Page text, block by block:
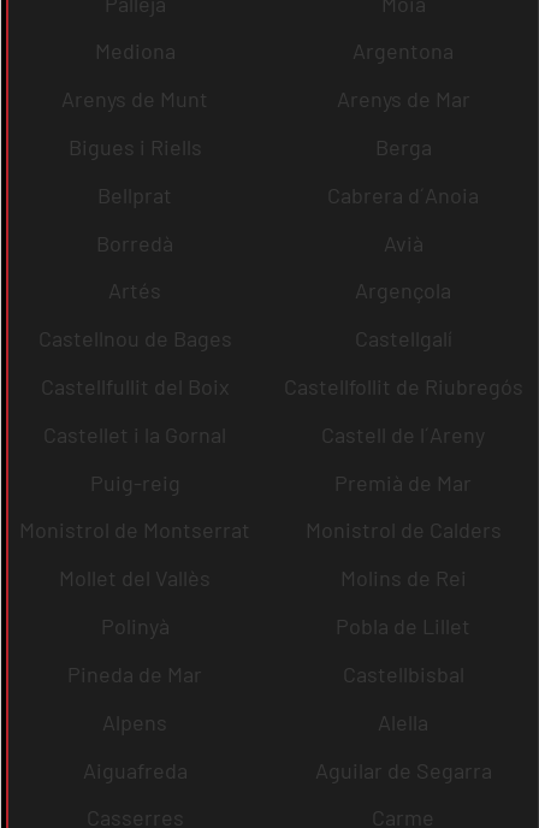
Mediona
Argentona
Arenys de Munt
Arenys de Mar
Bigues i Riells
Berga
Bellprat
Cabrera d´Anoia
Borredà
Avià
Artés
Argençola
Castellnou de Bages
Castellgalí
Castellfullit del Boix
Castellfollit de Riubregós
Castellet i la Gornal
Castell de l´Areny
Puig-reig
Premià de Mar
Monistrol de Montserrat
Monistrol de Calders
Mollet del Vallès
Molins de Rei
Polinyà
Pobla de Lillet
Pineda de Mar
Castellbisbal
Alpens
Alella
Aiguafreda
Aguilar de Segarra
Casserres
Carme